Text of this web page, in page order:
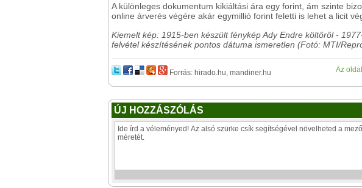
A különleges dokumentum kikiáltási ára egy forint, ám szinte
online árverés végére akár egymillió forint feletti is lehet a licit
Kiemelt kép: 1915-ben készült fénykép Ady Endre költőről -
felvétel készítésének pontos dátuma ismeretlen (Fotó: MTI/
Az
Forrás: hirado.hu, mandiner.hu
ÚJ HOZZÁSZÓLÁS